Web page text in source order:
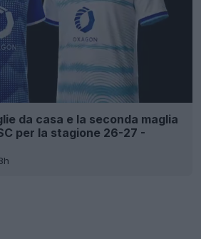
da casa e la seconda maglia
per la stagione 26-27 -